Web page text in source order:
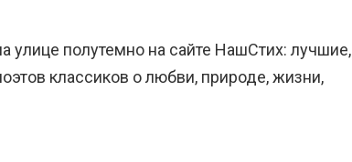
улице полутемно на сайте НашСтих: лучшие,
классиков о любви, природе, жизни,